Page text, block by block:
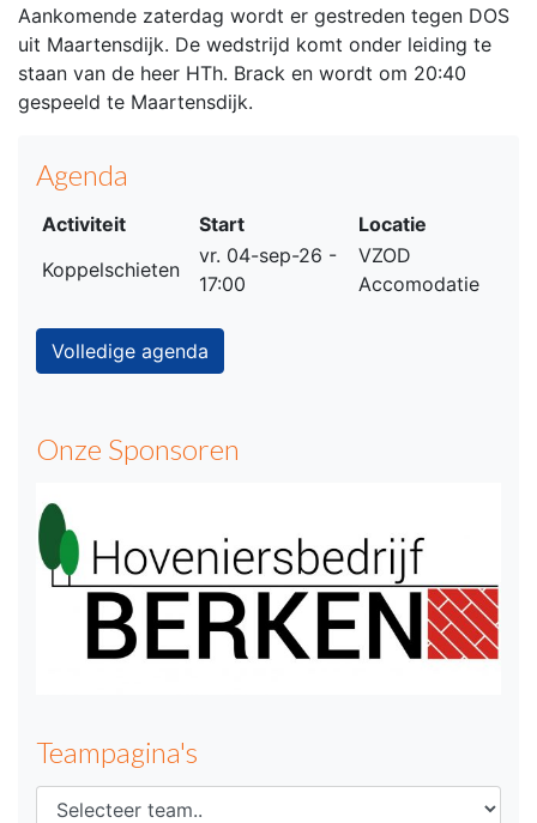
Aankomende zaterdag wordt er gestreden tegen DOS
uit Maartensdijk. De wedstrijd komt onder leiding te
staan van de heer HTh. Brack en wordt om 20:40
gespeeld te Maartensdijk.
Agenda
Activiteit Start
Locatie
Koppelschieten
vr. 04-sep-26 -
17:00
VZOD
Accomodatie
Volledige agenda
Onze Sponsoren
Teampagina's